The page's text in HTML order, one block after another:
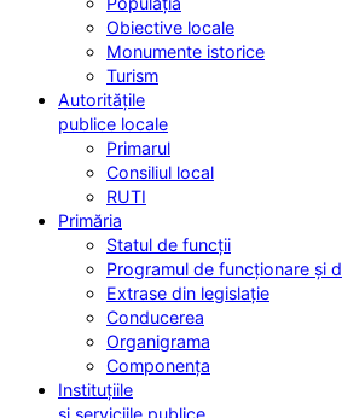
Obiective locale
Monumente istorice
Turism
Autoritățile
publice locale
Primarul
Consiliul local
RUTI
Primăria
Statul de funcții
Programul de funcționare și
Extrase din legislație
Conducerea
Organigrama
Componența
Instituțiile
și serviciile publice